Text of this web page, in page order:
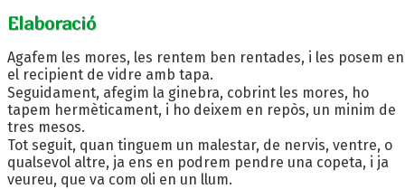
Elaboració
Agafem les mores, les rentem ben rentades, i les posem en
el recipient de vidre amb tapa.
Seguidament, afegim la ginebra, cobrint les mores, ho
tapem hermèticament, i ho deixem en repòs, un minim de
tres mesos.
Tot seguit, quan tinguem un malestar, de nervis, ventre, o
qualsevol altre, ja ens en podrem pendre una copeta, i ja
veureu, que va com oli en un llum.